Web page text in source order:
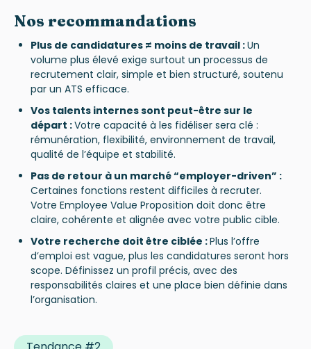
Nos recommandations
Plus de candidatures ≠ moins de travail :Un
volume plus élevé exige surtout un processus de
recrutement clair, simple et bien structuré, soutenu
par un ATS efficace.
Vos talents internes sont peut-être sur le
départ :Votre capacité à les fidéliser sera clé :
rémunération, flexibilité, environnement de travail,
qualité de l’équipe et stabilité.
Pas de retour à un marché “employer-driven” :
Certaines fonctions restent difficiles à recruter.
Votre Employee Value Proposition doit donc être
claire, cohérente et alignée avec votre public cible.
Votre recherche doit être ciblée :Plus l’offre
d’emploi est vague, plus les candidatures seront hors
scope. Définissez un profil précis, avec des
responsabilités claires et une place bien définie dans
l’organisation.